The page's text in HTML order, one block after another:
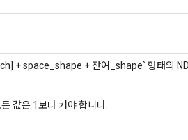
+ space_shape + 잔여_shape` 형태의
값은 1보다 커야 합니다.